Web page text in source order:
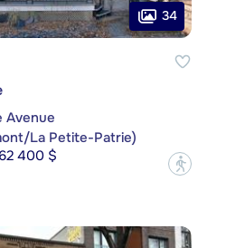
34
Avenue
La Petite-Patrie)
400 $
?